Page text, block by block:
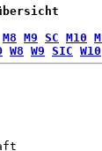
M8 M9 SC M10
W8 W9 SIC W10